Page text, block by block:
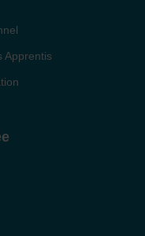
Apprentis